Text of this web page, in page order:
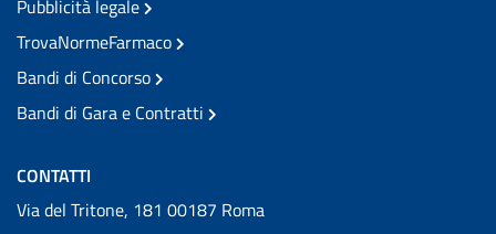
Pubblicità legale
TrovaNormeFarmaco
Bandi di Concorso
Bandi di Gara e Contratti
CONTATTI
Via del Tritone, 181 00187 Roma